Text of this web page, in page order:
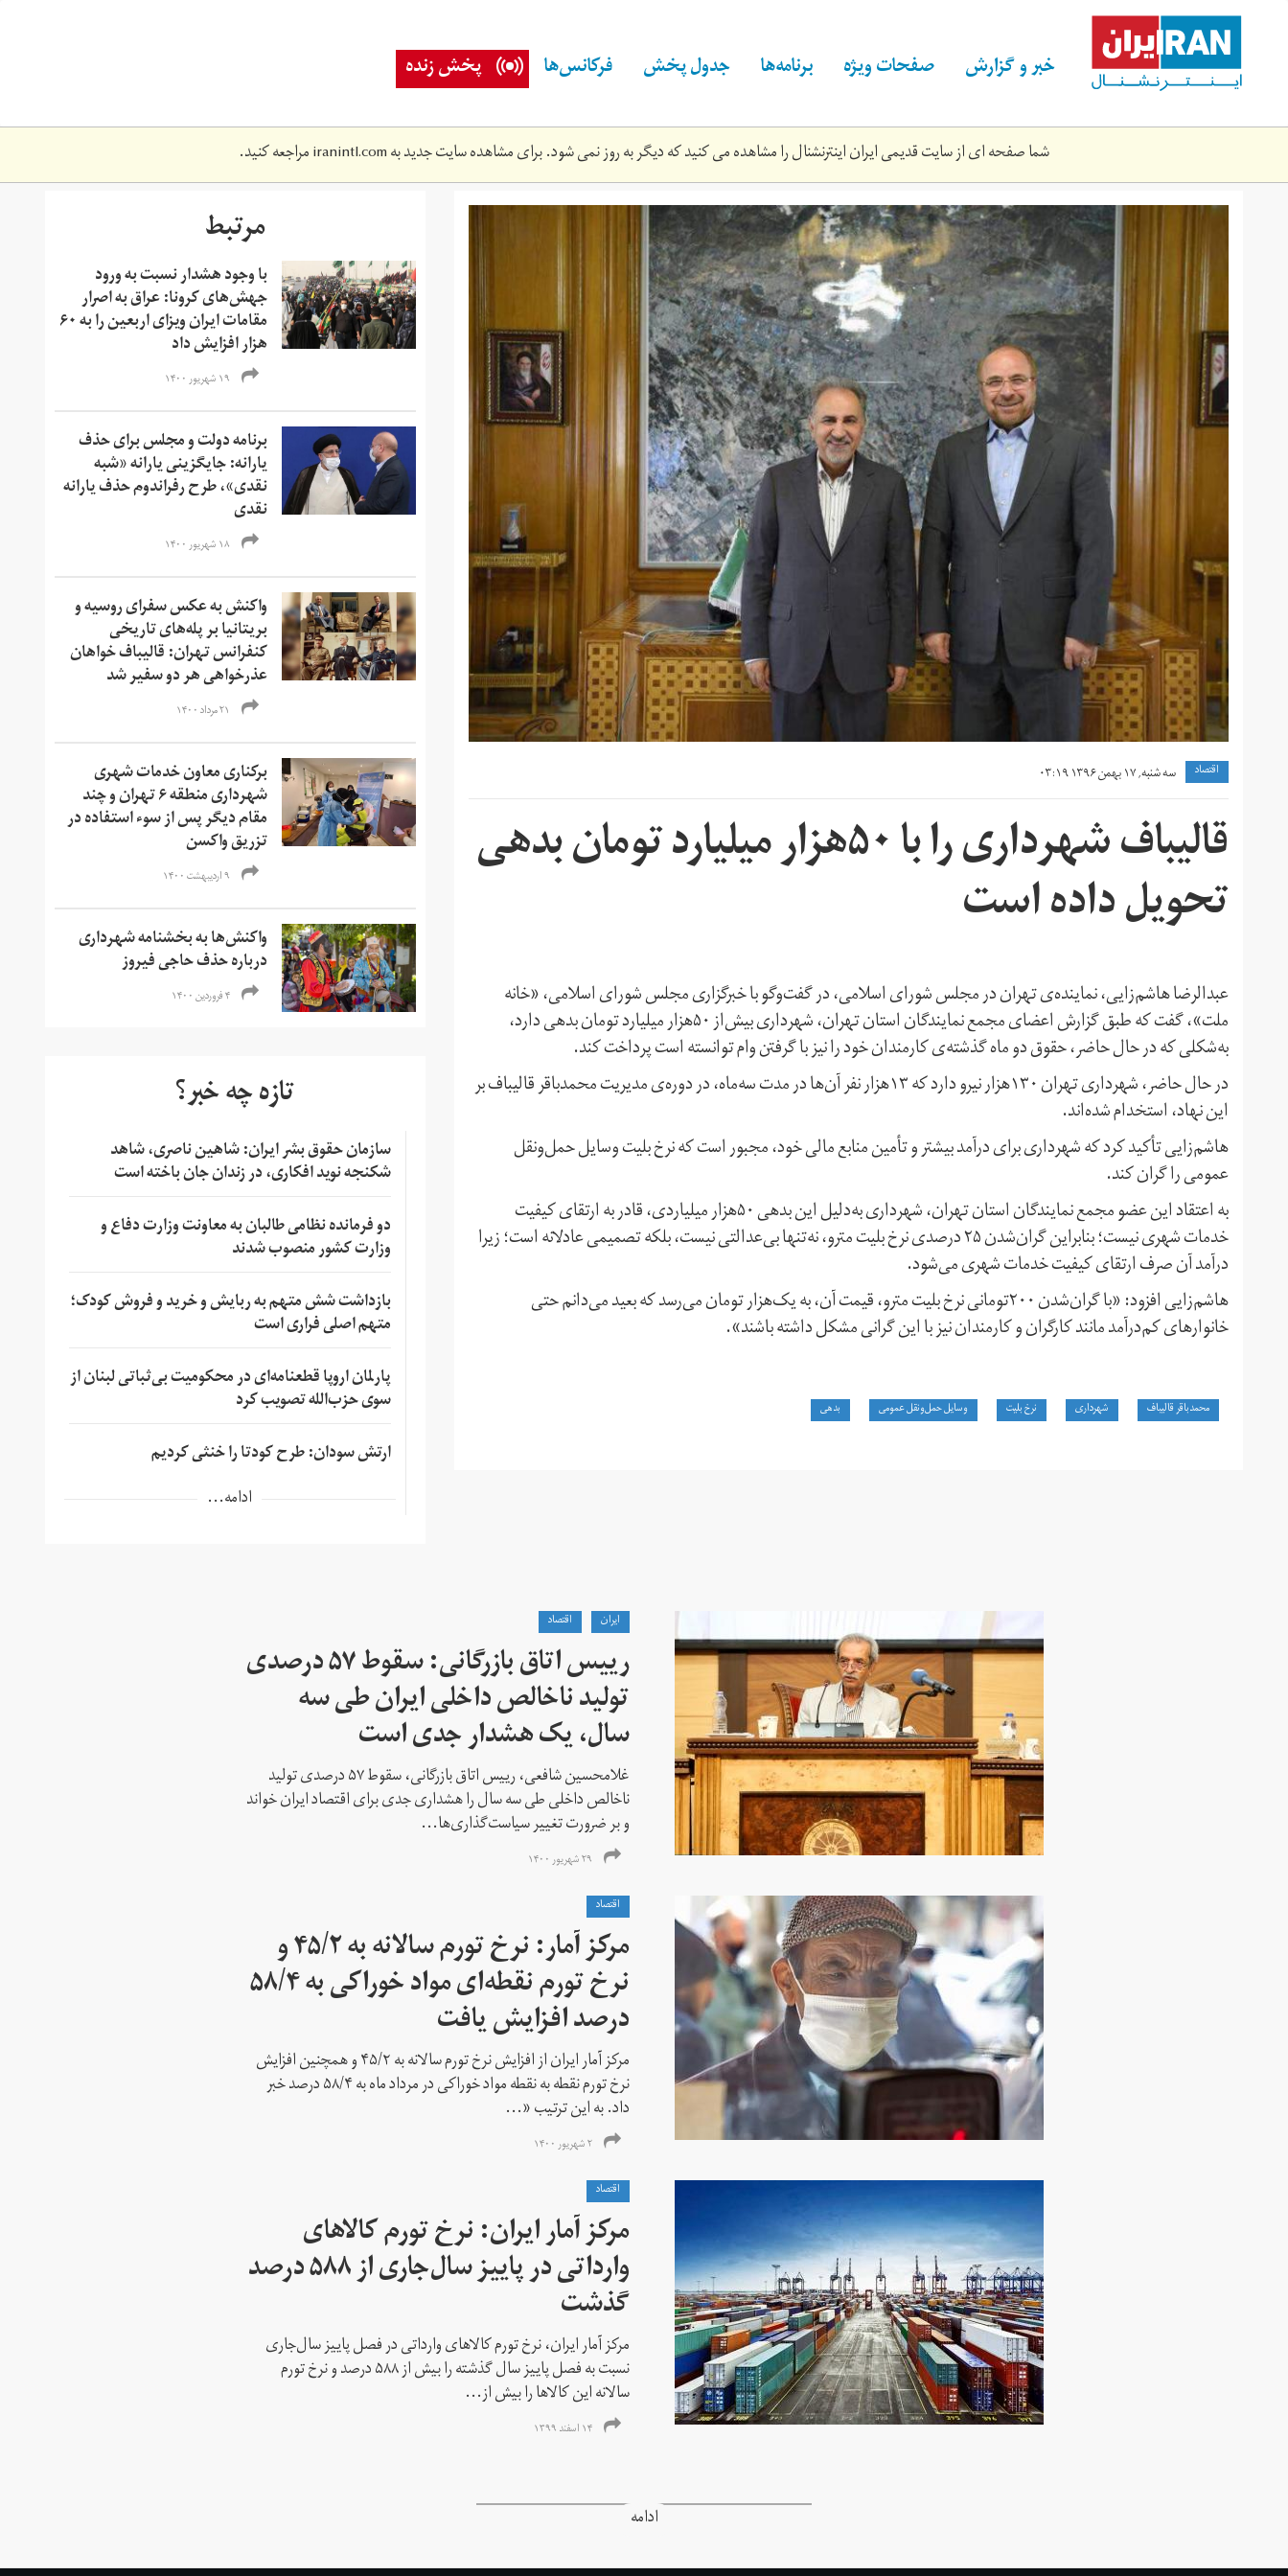
content خبر و گزارش صفحات ویژه برنامه‌ها جدول پخش فرکانس‌ها پخش زنده
شما صفحه ای از سایت قدیمی ایران اینترنشنال را مشاهده می کنید که دیگر به روز نمی شود. برای مشاهده سایت جدید بهiranintl.comمراجعه کنید.
dh6tezbxuaaor1g.jpg
اقتصاد سه شنبه, ۱۷ بهمن ۱۳۹۶ ۰۳:۱۹
قالیباف شهرداری را با ۵۰هزار میلیارد تومان بدهی
تحویل داده است
عبدالرضا هاشم‌زایی، نماینده‌ی تهران در مجلس شورای اسلامی، در گفت‌وگو با خبرگزاری مجلس شورای اسلامی، «خانه
ملت»، گفت که طبق گزارش اعضای مجمع نمایندگان استان تهران، شهرداری بیش‌از ۵۰هزار میلیارد تومان بدهی دارد،
به‌شکلی که در حال حاضر، حقوق دو ماه گذشته‌ی کارمندان خود را نیز با گرفتن وام توانسته است پرداخت کند.
در حال حاضر، شهرداری تهران ۱۳۰هزار نیرو دارد که ۱۳هزار نفر آن‌ها در مدت سه‌ماه، در دوره‌ی مدیریت محمدباقر قالیباف بر
این نهاد، استخدام شده‌اند.
هاشم‌زایی تأکید کرد که شهرداری برای درآمد بیشتر و تأمین منابع مالی خود، مجبور است که نرخ بلیت وسایل حمل‌ونقل
عمومی را گران کند.
به اعتقاد این عضو مجمع نمایندگان استان تهران، شهرداری به‌دلیل این بدهی ۵۰هزار میلیاردی، قادر به ارتقای کیفیت
خدمات شهری نیست؛ بنابراین گران‌شدن ۲۵ درصدی نرخ بلیت مترو، نه‌تنها بی‌عدالتی نیست، بلکه تصمیمی عادلانه است؛ زیرا
درآمد آن صرف ارتقای کیفیت خدمات شهری می‌شود.
هاشم‌زایی افزود: «با گران‌شدن ۲۰۰تومانی نرخ بلیت مترو، قیمت آن، به یک‌هزار تومان می‌رسد که بعید می‌دانم حتی
خانوارهای کم‌درآمد مانند کارگران و کارمندان نیز با این گرانی مشکل داشته باشند».
محمدباقر قالیباف شهرداری نرخ بلیت وسایل حمل‌ونقل عمومی بدهی
مرتبط
با وجود هشدار نسبت به ورود
جهش‌‌های کرونا: عراق به اصرار
مقامات ایران ویزای اربعین را به ۶۰
هزار افزایش داد
۱۹ شهریور ۱۴۰۰
برنامه‌ دولت و مجلس برای حذف
یارانه: جایگزینی یارانه «شبه
نقدی»، طرح رفراندوم حذف یارانه‌
نقدی
۱۸ شهریور ۱۴۰۰
واکنش‌‌ به عکس سفرای روسیه و
بریتانیا بر پله‌‌های تاریخی
کنفرانس تهران: قالیباف خواهان
عذرخواهی هر دو سفیر شد
۲۱ مرداد ۱۴۰۰
برکناری معاون خدمات شهری
شهرداری منطقه ۶ تهران و چند
مقام دیگر پس از سوء استفاده در
تزریق واکسن
۹ اردیبهشت ۱۴۰۰
واکنش‌ها به بخشنامه شهرداری
درباره حذف حاجی فیروز
۴ فروردین ۱۴۰۰
تازه چه خبر؟
سازمان حقوق بشر ایران: شاهین ناصری، شاهد
شکنجه نوید افکاری، در زندان جان باخته است
دو فرمانده نظامی طالبان به معاونت وزارت دفاع و
وزارت کشور منصوب شدند
بازداشت شش متهم به ربایش و خرید و فروش کودک؛
متهم اصلی فراری است
پارلمان اروپا قطعنامه‌ای در محکومیت بی‌ثباتی لبنان از
سوی حزب‌الله تصویب کرد
ارتش سودان: طرح کودتا را خنثی کردیم
ادامه...
ايران اقتصاد
رییس اتاق بازرگانی: سقوط ۵۷ درصدی
تولید ناخالص داخلی ایران طی سه
سال، یک هشدار جدی است
غلامحسین شافعی، رییس اتاق بازرگانی، سقوط ۵۷ درصدی تولید
ناخالص داخلی طی سه سال را هشداری جدی برای اقتصاد ایران خواند
و بر ضرورت تغییر سیاست‌گذاری‌ها...
۲۹ شهریور ۱۴۰۰
اقتصاد
مرکز آمار: نرخ تورم سالانه به ۴۵/۲ و
نرخ تورم نقطه‌ای مواد خوراکی به ۵۸/۴
درصد افزایش یافت
مرکز آمار ایران از افزایش نرخ تورم سالانه به ۴۵/۲ و همچنین افزایش
نرخ تورم نقطه به نقطه مواد خوراکی در مرداد ماه به ۵۸/۴ درصد خبر
داد. به این ترتیب «...
۲ شهریور ۱۴۰۰
اقتصاد
مرکز آمار ایران: نرخ تورم کالاهای
وارداتی در پاییز سال‌جاری از ۵۸۸ درصد
گذشت
مرکز آمار ایران، نرخ تورم كالاهای وارداتی در فصل پاییز سال‌جاری
نسبت به فصل پاییز سال گذشته را بیش از ۵۸۸ درصد و نرخ تورم
سالانه این کالاها را بیش از...
۱۴ اسفند ۱۳۹۹
ادامه